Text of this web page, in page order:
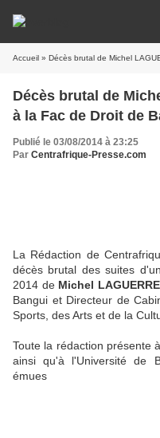
Accueil » Décès brutal de Michel
Décès brutal de
à la Fac de Droit de
Publié le 03/08/2014 à 23:25
Par Centrafrique-Presse.com
La Rédaction de
décès brutal des suites
2014 de Michel LAGUERRE
Bangui et Directeur de
Sports, des Arts et de la
Toute la rédaction présente
ainsi qu'à l'Université de
émues